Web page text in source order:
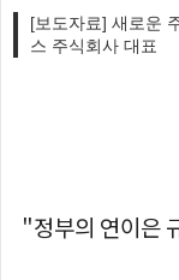
[보도자료] 새로운
스 주식회사 대표
"정부의 연이은